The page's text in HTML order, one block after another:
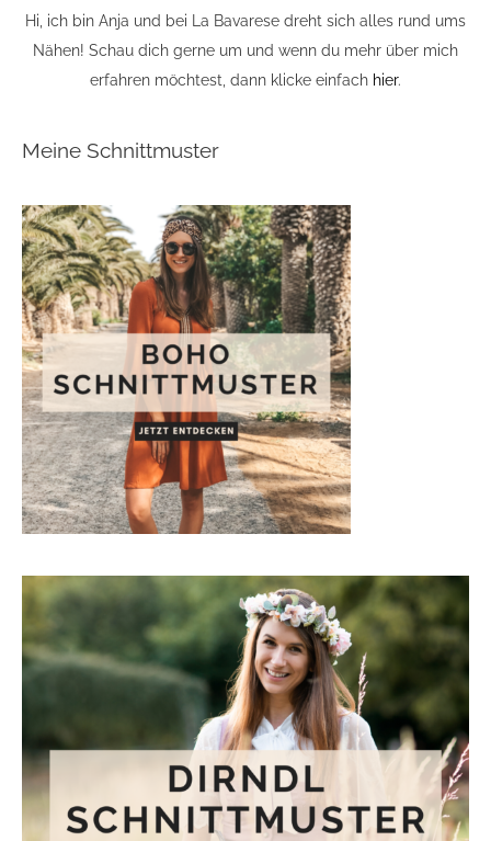
Hi, ich bin Anja und bei La Bavarese dreht sich alles rund ums
Nähen! Schau dich gerne um und wenn du mehr über mich
erfahren möchtest, dann klicke einfach hier.
Meine Schnittmuster